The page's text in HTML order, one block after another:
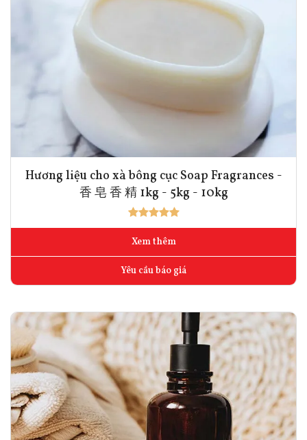
Hương liệu cho xà bông cục Soap Fragrances -
香 皂 香 精 1kg - 5kg - 10kg
Xem thêm
Yêu cầu báo giá